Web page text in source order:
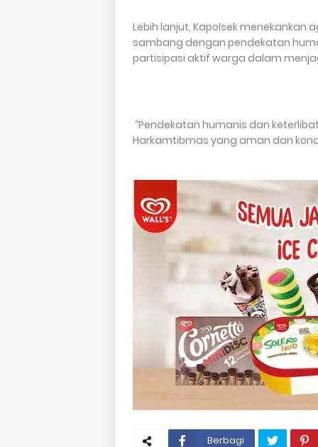
Lebih lanjut, Kapolsek menekankan
sambang dengan pendekatan
partisipasi aktif warga dalam
“Pendekatan humanis dan
Harkamtibmas yang aman dan
Berbagi